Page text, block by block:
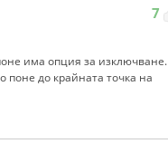
7
има опция за изключване.
поне до крайната точка на